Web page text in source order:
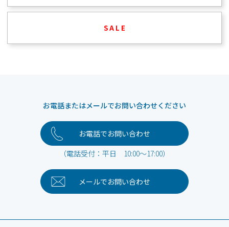
S A L E
お電話またはメールでお問い合わせください
お電話でお問い合わせ
（電話受付：平日 10:00～17:00）
メールでお問い合わせ